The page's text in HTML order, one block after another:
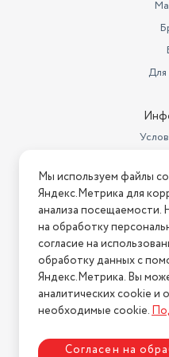
Для
Нашли ошибку на
2026 © Интернет-
Политика
Мы используем файлы
Яндекс.Метрика для
анализа посещаемости.
на обработку
согласие на
обработку данных с
Яндекс.Метрика. Вы
аналитических cookie и
необходимые cookie.
Согласен на